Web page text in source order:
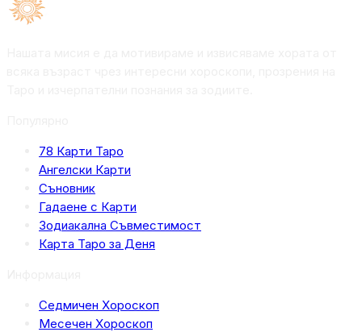
78 Карти Таро
Ангелски Карти
Съновник
Гадаене с Карти
Зодиакална Съвместимост
Карта Таро за Деня
Седмичен Хороскоп
Месечен Хороскоп